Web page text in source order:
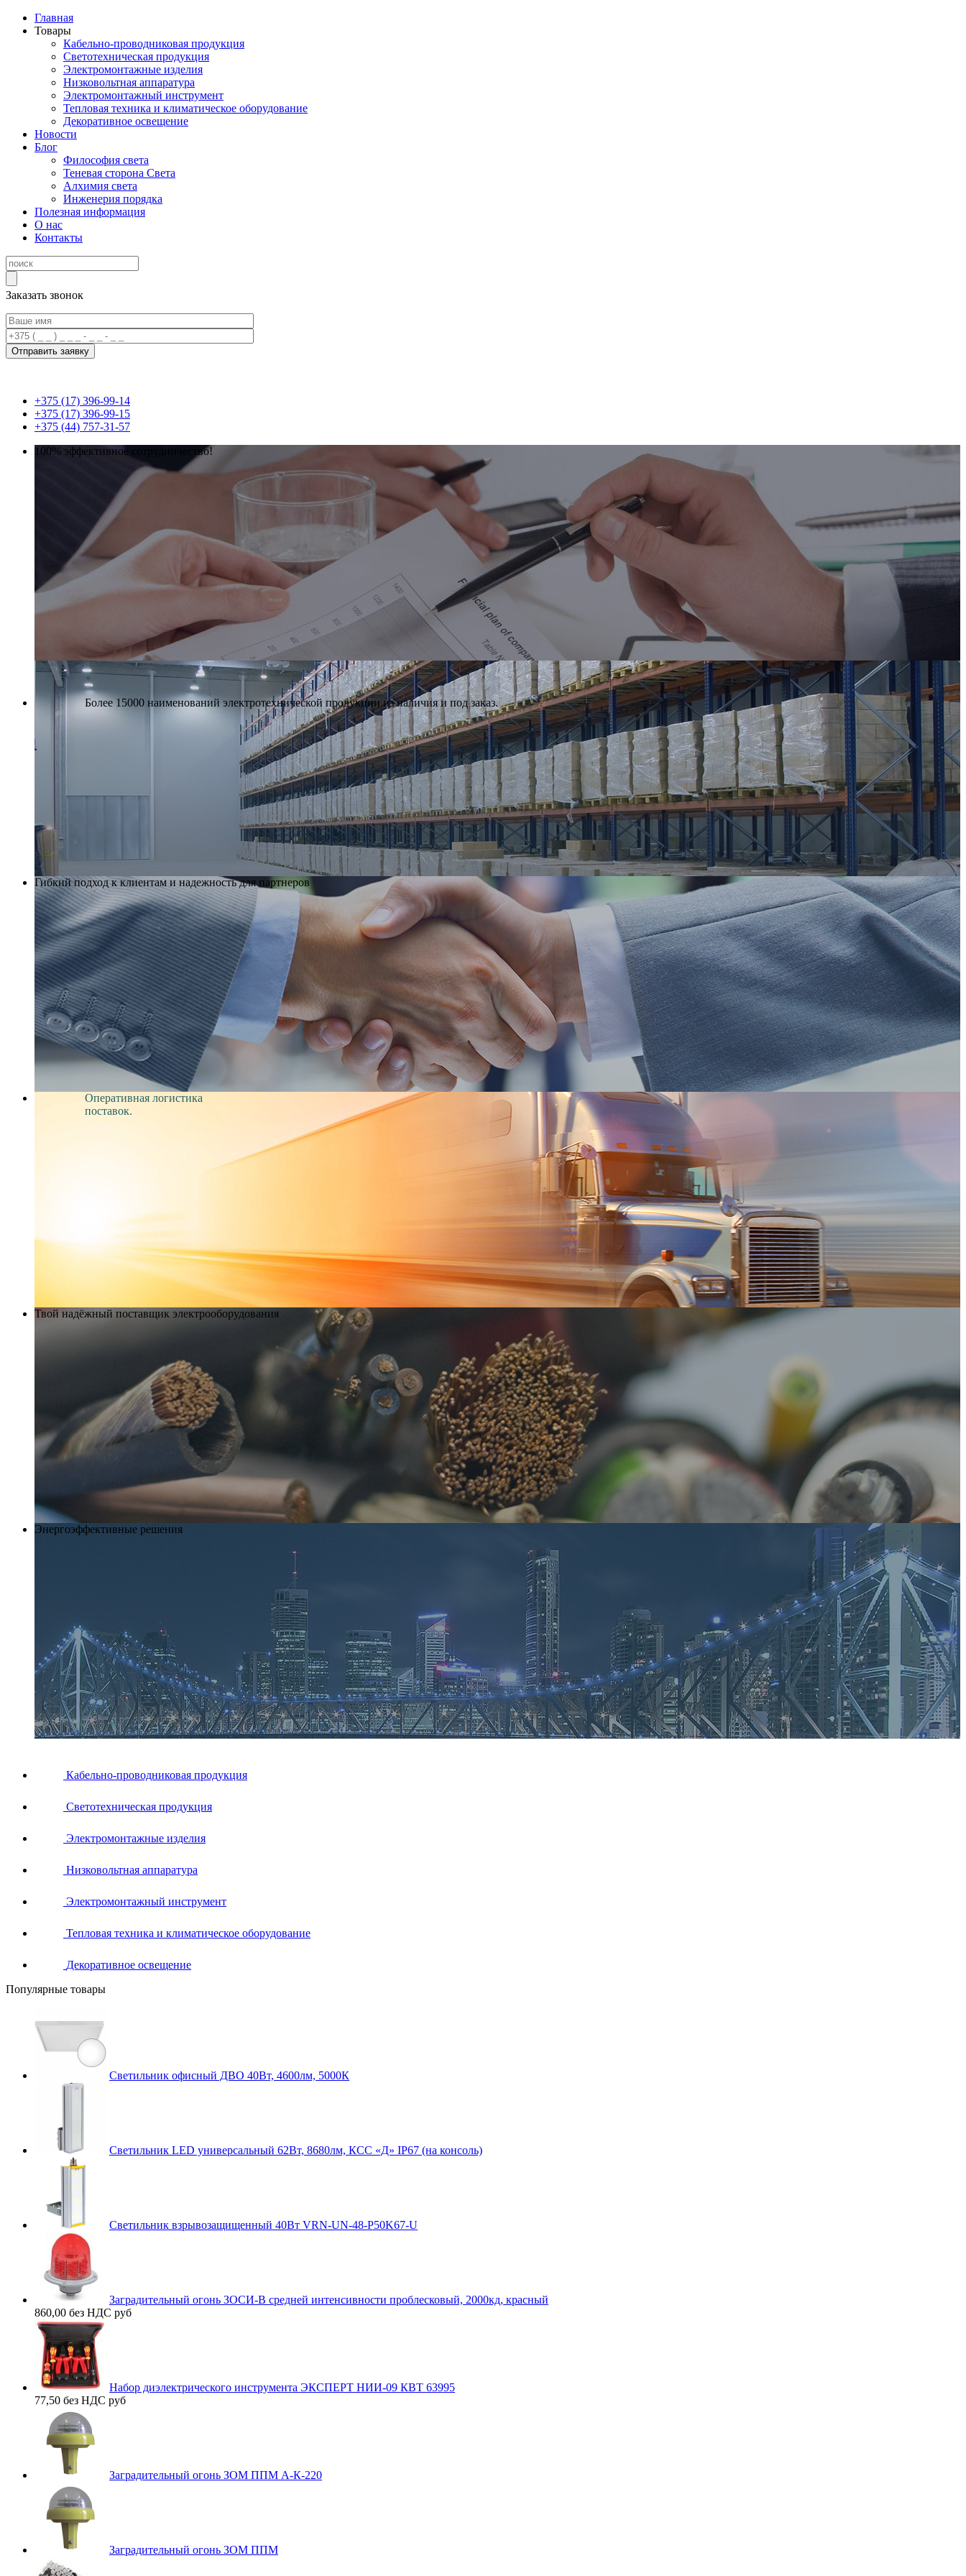
Главная
Товары
Кабельно-проводниковая продукция
Светотехническая продукция
Электромонтажные изделия
Низковольтная аппаратура
Электромонтажный инструмент
Тепловая техника и климатическое оборудование
Декоративное освещение
Новости
Блог
Философия света
Теневая сторона Света
Алхимия света
Инженерия порядка
Полезная информация
О нас
Контакты
Заказать звонок
+375 (17) 396-99-14
+375 (17) 396-99-15
+375 (44) 757-31-57
100% эффективное сотрудничество!
Более 15000 наименований электротехнической продукции из наличия и под заказ.
Гибкий подход к клиентам и надежность для партнеров
Оперативная логистика
поставок.
Твой надёжный поставщик электрооборудования
Энергоэффективные решения
Кабельно-проводниковая продукция
Светотехническая продукция
Электромонтажные изделия
Низковольтная аппаратура
Электромонтажный инструмент
Тепловая техника и климатическое оборудование
Декоративное освещение
Популярные товары
Светильник офисный ДВО 40Вт, 4600лм, 5000К
Светильник LED универсальный 62Вт, 8680лм, КСС «Д» IP67 (на консоль)
Светильник взрывозащищенный 40Вт VRN-UN-48-P50K67-U
Заградительный огонь ЗОСИ-В средней интенсивности проблесковый, 2000кд, красный
860,00 без НДС руб
Набор диэлектрического инструмента ЭКСПЕРТ НИИ-09 КВТ 63995
77,50 без НДС руб
Заградительный огонь ЗОМ ППМ А-К-220
Заградительный огонь ЗОМ ППМ